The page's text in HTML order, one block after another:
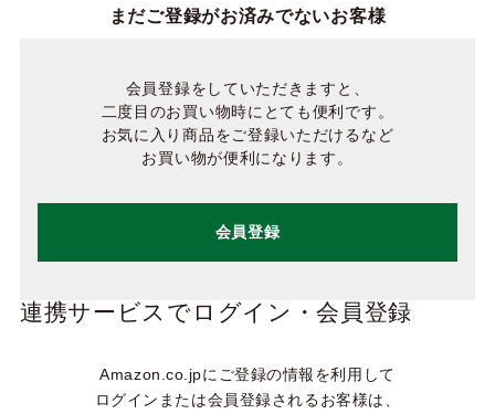
まだご登録がお済みでないお客様
会員登録をしていただきますと、
二度目のお買い物時にとても便利です。
お気に入り商品をご登録いただけるなど
お買い物が便利になります。
会員登録
連携サービスでログイン・会員登録
Amazon.co.jpにご登録の情報を利用して
ログインまたは会員登録されるお客様は、